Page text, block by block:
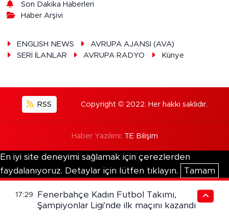
Son Dakika Haberleri
Haber Arşivi
ENGLISH NEWS
AVRUPA AJANSI (AVA)
SERİ İLANLAR
AVRUPA RADYO Künye
RSS Copyright © 2022. Her hakkı saklıdır.
Haber Yazılımı: TE Bilişim
En iyi site deneyimi sağlamak için çerezlerden
faydalanıyoruz. Detaylar için lütfen tıklayın.
Tamam
17:29
Fenerbahçe Kadın Futbol Takımı,
Şampiyonlar Ligi'nde ilk maçını kazandı